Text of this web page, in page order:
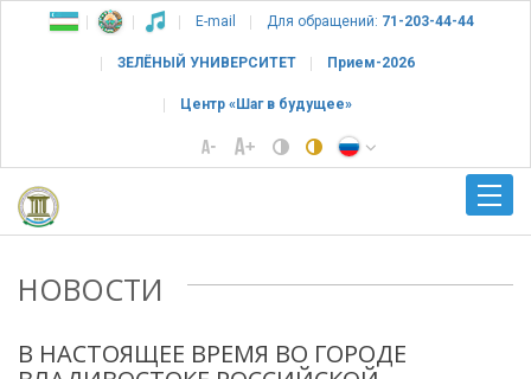
E-mail Для обращений: 71-203-44-44
ЗЕЛЁНЫЙ УНИВЕРСИТЕТ Прием-2026
Центр «Шаг в будущее»
НОВОСТИ
В НАСТОЯЩЕЕ ВРЕМЯ ВО ГОРОДЕ